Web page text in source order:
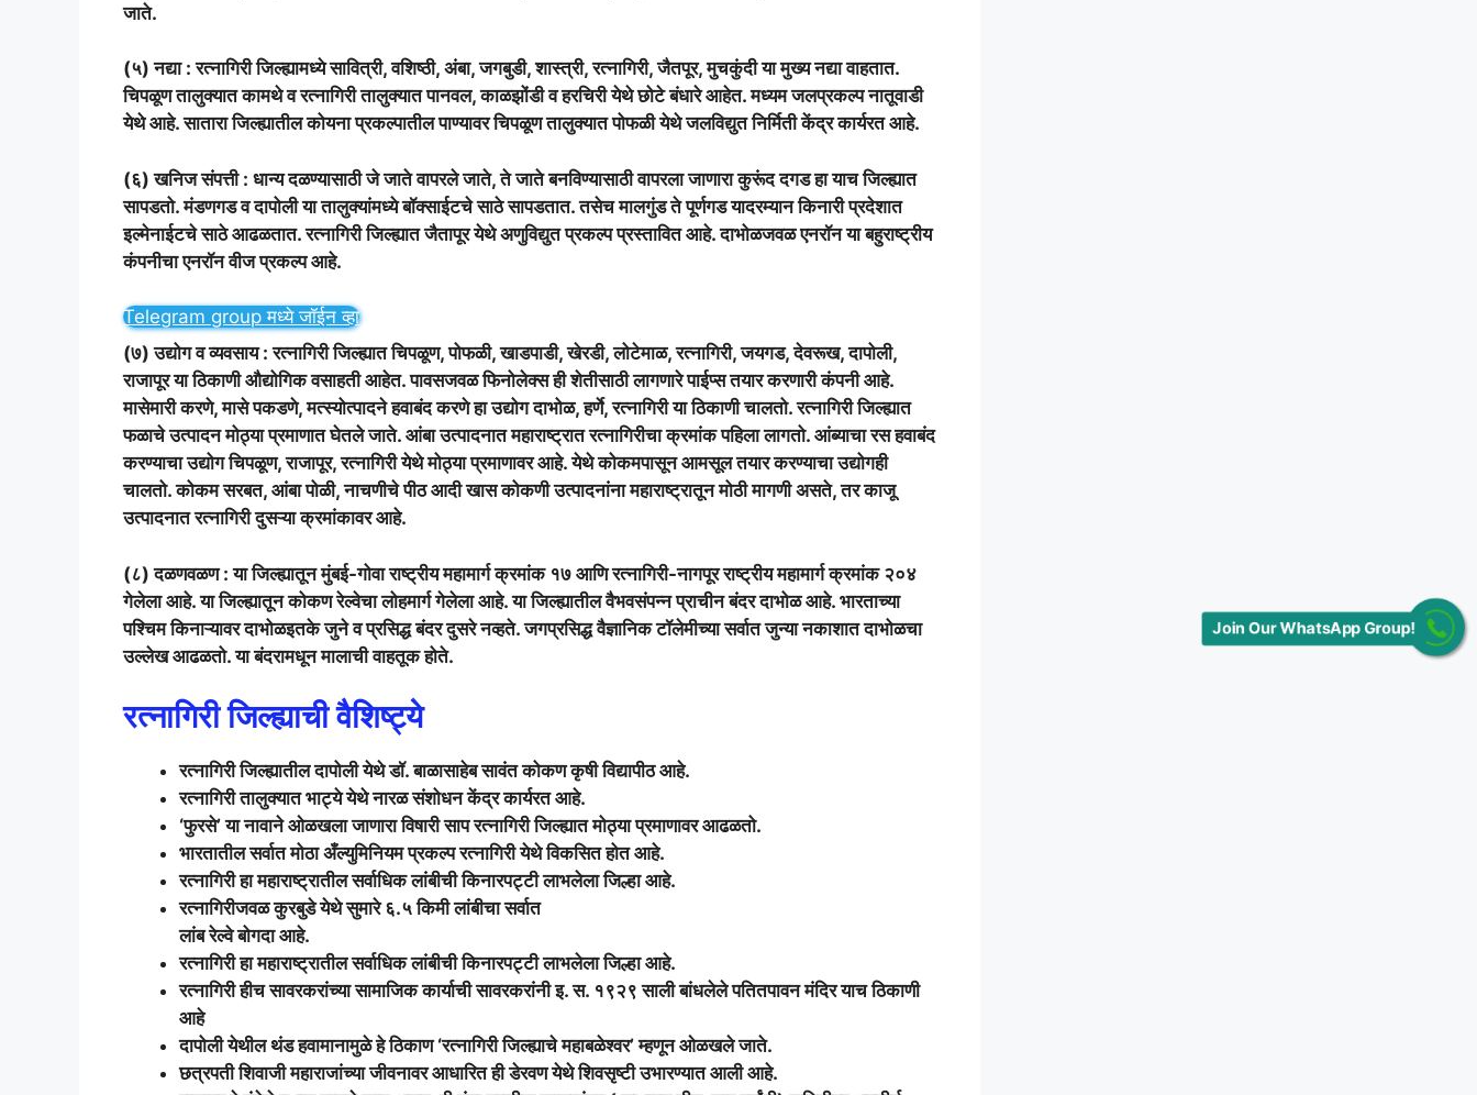
जाते.
(५) नद्या : रत्नागिरी जिल्ह्यामध्ये सावित्री, वशिष्ठी, अंबा, जगबुडी, शास्त्री, रत्नागिरी, जैतपूर, मुचकुंदी या मुख्य नद्या वाहतात.
चिपळूण तालुक्यात कामथे व रत्नागिरी तालुक्यात पानवल, काळझोंडी व हरचिरी येथे छोटे बंधारे आहेत. मध्यम जलप्रकल्प नातूवाडी
येथे आहे. सातारा जिल्ह्यातील कोयना प्रकल्पातील पाण्यावर चिपळूण तालुक्यात पोफळी येथे जलविद्युत निर्मिती केंद्र कार्यरत आहे.
(६) खनिज संपत्ती : धान्य दळण्यासाठी जे जाते वापरले जाते, ते जाते बनविण्यासाठी वापरला जाणारा कुरूंद दगड हा याच जिल्ह्यात
सापडतो. मंडणगड व दापोली या तालुक्यांमध्ये बॉक्साईटचे साठे सापडतात. तसेच मालगुंड ते पूर्णगड यादरम्यान किनारी प्रदेशात
इल्मेनाईटचे साठे आढळतात. रत्नागिरी जिल्ह्यात जैतापूर येथे अणुविद्युत प्रकल्प प्रस्तावित आहे. दाभोळजवळ एनरॉन या बहुराष्ट्रीय
कंपनीचा एनरॉन वीज प्रकल्प आहे.
Telegram group मध्ये जॉईन व्हा
(७) उद्योग व व्यवसाय : रत्नागिरी जिल्ह्यात चिपळूण, पोफळी, खाडपाडी, खेरडी, लोटेमाळ, रत्नागिरी, जयगड, देवरूख, दापोली,
राजापूर या ठिकाणी औद्योगिक वसाहती आहेत. पावसजवळ फिनोलेक्स ही शेतीसाठी लागणारे पाईप्स तयार करणारी कंपनी आहे.
मासेमारी करणे, मासे पकडणे, मत्स्योत्पादने हवाबंद करणे हा उद्योग दाभोळ, हर्णे, रत्नागिरी या ठिकाणी चालतो. रत्नागिरी जिल्ह्यात
फळाचे उत्पादन मोठ्या प्रमाणात घेतले जाते. आंबा उत्पादनात महाराष्ट्रात रत्नागिरीचा क्रमांक पहिला लागतो. आंब्याचा रस हवाबंद
करण्याचा उद्योग चिपळूण, राजापूर, रत्नागिरी येथे मोठ्या प्रमाणावर आहे. येथे कोकमपासून आमसूल तयार करण्याचा उद्योगही
चालतो. कोकम सरबत, आंबा पोळी, नाचणीचे पीठ आदी खास कोकणी उत्पादनांना महाराष्ट्रातून मोठी मागणी असते, तर काजू
उत्पादनात रत्नागिरी दुसऱ्या क्रमांकावर आहे.
(८) दळणवळण : या जिल्ह्यातून मुंबई-गोवा राष्ट्रीय महामार्ग क्रमांक १७ आणि रत्नागिरी-नागपूर राष्ट्रीय महामार्ग क्रमांक २०४
गेलेला आहे. या जिल्ह्यातून कोकण रेल्वेचा लोहमार्ग गेलेला आहे. या जिल्ह्यातील वैभवसंपन्न प्राचीन बंदर दाभोळ आहे. भारताच्या
पश्चिम किनाऱ्यावर दाभोळइतके जुने व प्रसिद्ध बंदर दुसरे नव्हते. जगप्रसिद्ध वैज्ञानिक टॉलेमीच्या सर्वात जुन्या नकाशात दाभोळचा
उल्लेख आढळतो. या बंदरामधून मालाची वाहतूक होते.
रत्नागिरी जिल्ह्याची वैशिष्ट्ये
रत्नागिरी जिल्ह्यातील दापोली येथे डॉ. बाळासाहेब सावंत कोकण कृषी विद्यापीठ आहे.
रत्नागिरी तालुक्यात भाट्ये येथे नारळ संशोधन केंद्र कार्यरत आहे.
‘फुरसे’ या नावाने ओळखला जाणारा विषारी साप रत्नागिरी जिल्ह्यात मोठ्या प्रमाणावर आढळतो.
भारतातील सर्वात मोठा अँल्युमिनियम प्रकल्प रत्नागिरी येथे विकसित होत आहे.
रत्नागिरी हा महाराष्ट्रातील सर्वाधिक लांबीची किनारपट्टी लाभलेला जिल्हा आहे.
रत्नागिरीजवळ कुरबुडे येथे सुमारे ६.५ किमी लांबीचा सर्वात
लांब रेल्वे बोगदा आहे.
रत्नागिरी हा महाराष्ट्रातील सर्वाधिक लांबीची किनारपट्टी लाभलेला जिल्हा आहे.
रत्नागिरी हीच सावरकरांच्या सामाजिक कार्याची सावरकरांनी इ. स. १९२९ साली बांधलेले पतितपावन मंदिर याच ठिकाणी
आहे
दापोली येथील थंड हवामानामुळे हे ठिकाण ‘रत्नागिरी जिल्ह्याचे महाबळेश्वर’ म्हणून ओळखले जाते.
छत्रपती शिवाजी महाराजांच्या जीवनावर आधारित ही डेरवण येथे शिवसृष्टी उभारण्यात आली आहे.
Join Our WhatsApp Group!